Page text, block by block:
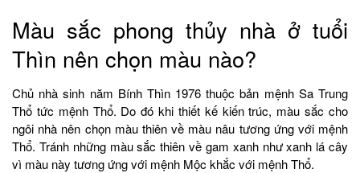
Màu sắc phong thủy nhà ở tuổi
Thìn nên chọn màu nào?
Chủ nhà sinh năm Bính Thìn 1976 thuộc bản mệnh Sa Trung
Thổ tức mệnh Thổ. Do đó khi thiết kế kiến trúc, màu sắc cho
ngôi nhà nên chọn màu thiên về màu nâu tương ứng với mệnh
Thổ. Tránh những màu sắc thiên về gam xanh như xanh lá cây
vì màu này tương ứng với mệnh Mộc khắc với mệnh Thổ.